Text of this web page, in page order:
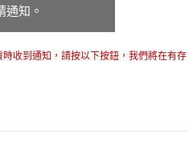
通知。
收到通知，請按以下按鈕，我們將在有存